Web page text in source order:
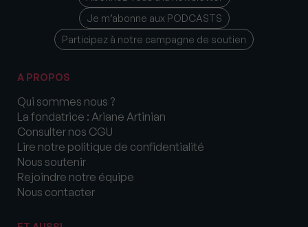
Je m’abonne aux PODCASTS
Participez à notre campagne de soutien
A PROPOS
Qui sommes nous ?
La fondatrice : Ariane Artinian
Consulter nos CGU
Lire notre politique de confidentialité
Nous soutenir
Rejoindre notre équipe
Nous contacter